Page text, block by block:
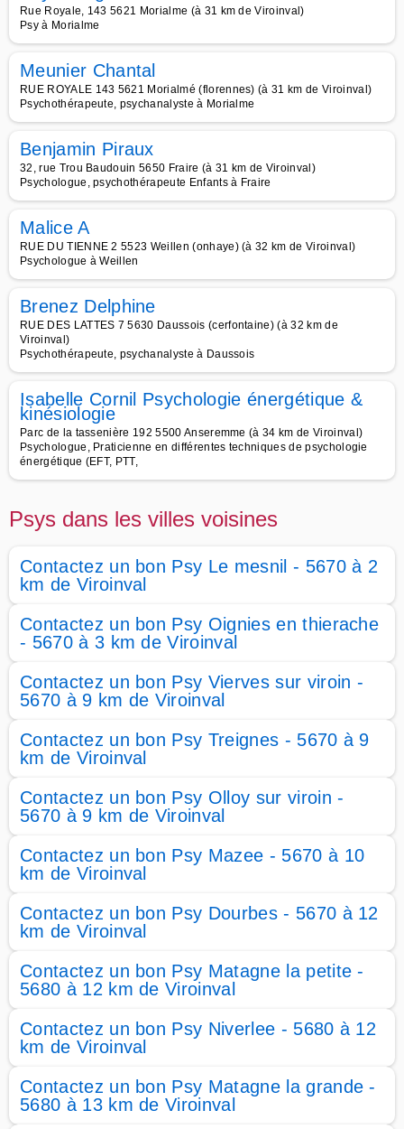
Rue Royale, 143 5621 Morialme (à 31 km de Viroinval)
Psy à Morialme
Meunier Chantal
RUE ROYALE 143 5621 Morialmé (florennes) (à 31 km de Viroinval)
Psychothérapeute, psychanalyste à Morialme
Benjamin Piraux
32, rue Trou Baudouin 5650 Fraire (à 31 km de Viroinval)
Psychologue, psychothérapeute Enfants à Fraire
Malice A
RUE DU TIENNE 2 5523 Weillen (onhaye) (à 32 km de Viroinval)
Psychologue à Weillen
Brenez Delphine
RUE DES LATTES 7 5630 Daussois (cerfontaine) (à 32 km de
Viroinval)
Psychothérapeute, psychanalyste à Daussois
Isabelle Cornil Psychologie énergétique &
kinésiologie
Parc de la tassenière 192 5500 Anseremme (à 34 km de Viroinval)
Psychologue, Praticienne en différentes techniques de psychologie
énergétique (EFT, PTT,
Psys dans les villes voisines
Contactez un bon Psy Le mesnil - 5670 à 2
km de Viroinval
Contactez un bon Psy Oignies en thierache
- 5670 à 3 km de Viroinval
Contactez un bon Psy Vierves sur viroin -
5670 à 9 km de Viroinval
Contactez un bon Psy Treignes - 5670 à 9
km de Viroinval
Contactez un bon Psy Olloy sur viroin -
5670 à 9 km de Viroinval
Contactez un bon Psy Mazee - 5670 à 10
km de Viroinval
Contactez un bon Psy Dourbes - 5670 à 12
km de Viroinval
Contactez un bon Psy Matagne la petite -
5680 à 12 km de Viroinval
Contactez un bon Psy Niverlee - 5680 à 12
km de Viroinval
Contactez un bon Psy Matagne la grande -
5680 à 13 km de Viroinval